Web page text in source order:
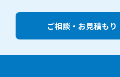
ご相談・お見積もり